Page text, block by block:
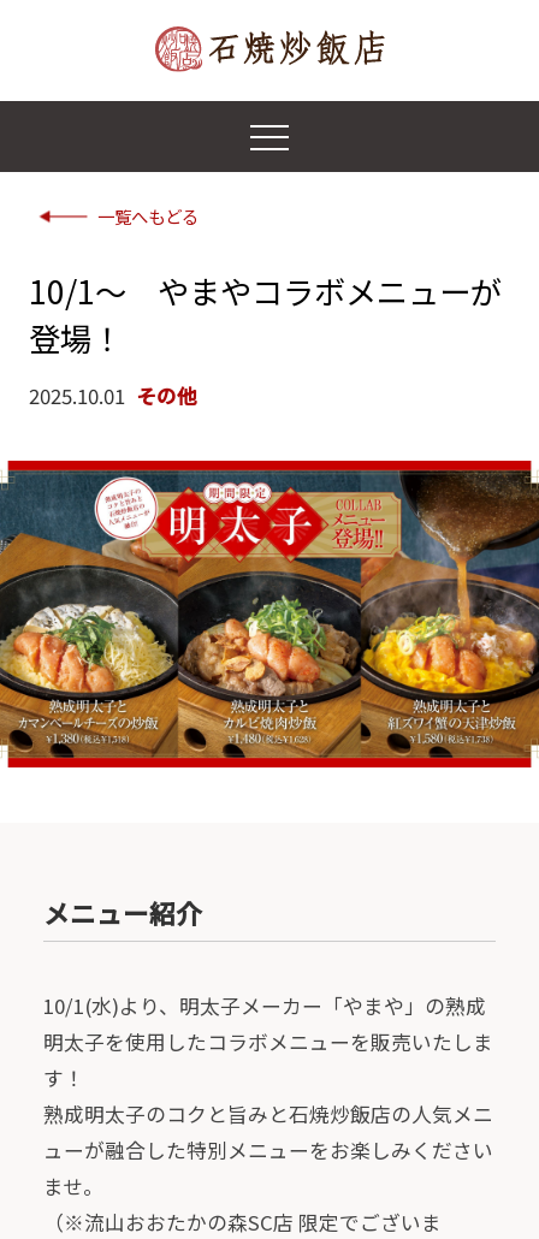
一覧へもどる
10/1～ やまやコラボメニューが
登場！
2025.10.01 その他
メニュー紹介
10/1(水)より、明太子メーカー「やまや」の熟成
明太子を使用したコラボメニューを販売いたしま
す！
熟成明太子のコクと旨みと石焼炒飯店の人気メニ
ューが融合した特別メニューをお楽しみください
ませ。
（※流山おおたかの森SC店 限定でございま